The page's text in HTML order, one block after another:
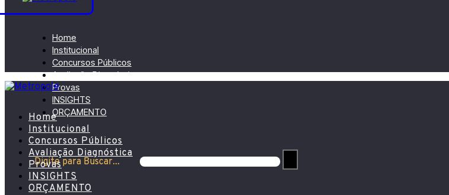
Home
Institucional
Concursos Públicos
Avaliação Diagnóstica
Provas
INSIGHTS
ORÇAMENTO
Digite para Buscar...
Home
Institucional
Concursos Públicos
Avaliação Diagnóstica
Provas
INSIGHTS
ORÇAMENTO